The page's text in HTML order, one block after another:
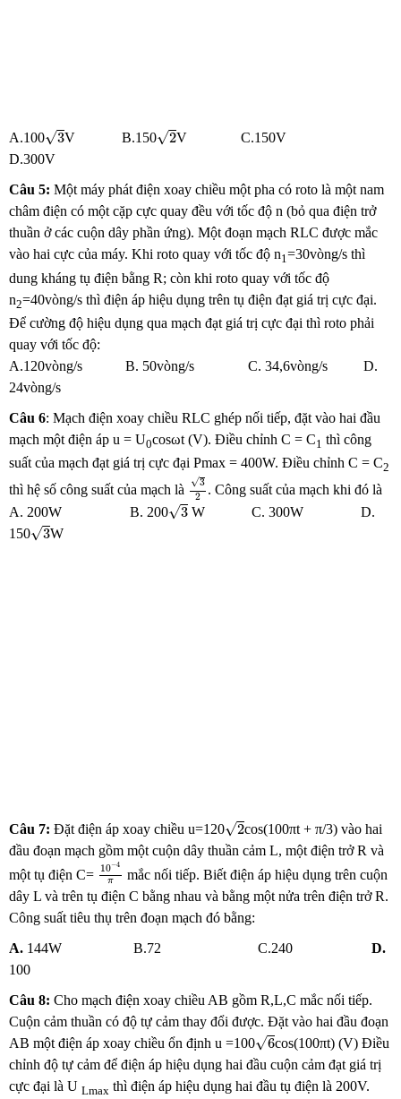
A.100√3V B.150√2V C.150V
D.300V
Câu 5: Một máy phát điện xoay chiều một pha có roto là một nam
châm điện có một cặp cực quay đều với tốc độ n (bỏ qua điện trở
thuần ở các cuộn dây phần ứng). Một đoạn mạch RLC được mắc
vào hai cực của máy. Khi roto quay với tốc độ n1=30vòng/s thì
dung kháng tụ điện bằng R; còn khi roto quay với tốc độ
n2=40vòng/s thì điện áp hiệu dụng trên tụ điện đạt giá trị cực đại.
Để cường độ hiệu dụng qua mạch đạt giá trị cực đại thì roto phải
quay với tốc độ:
A.120vòng/s B. 50vòng/s C. 34,6vòng/s D.
24vòng/s
Câu 6: Mạch điện xoay chiều RLC ghép nối tiếp, đặt vào hai đầu
mạch một điện áp u = U0cosωt (V). Điều chỉnh C = C1 thì công
suất của mạch đạt giá trị cực đại Pmax = 400W. Điều chỉnh C = C2
thì hệ số công suất của mạch là
√3
2
2
. Công suất của mạch khi đó là
A. 200W B. 200√3 W C. 300W D.
150√3W
Câu 7: Đặt điện áp xoay chiều u=120√2cos(100πt + π/3) vào hai
đầu đoạn mạch gồm một cuộn dây thuần cảm L, một điện trở R và
một tụ điện C=
10−4
π
10−
mắc nối tiếp. Biết điện áp hiệu dụng trên cuộn
dây L và trên tụ điện C bằng nhau và bằng một nửa trên điện trở R.
Công suất tiêu thụ trên đoạn mạch đó bằng:
A. 144W B.72 C.240 D.
100
Câu 8: Cho mạch điện xoay chiều AB gồm R,L,C mắc nối tiếp.
Cuộn cảm thuần có độ tự cảm thay đổi được. Đặt vào hai đầu đoạn
AB một điện áp xoay chiều ổn định u =100√6cos(100πt) (V) Điều
chỉnh độ tự cảm để điện áp hiệu dụng hai đầu cuộn cảm đạt giá trị
cực đại là U Lmax thì điện áp hiệu dụng hai đầu tụ điện là 200V.